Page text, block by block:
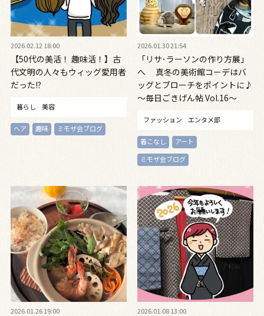
2026.02.12 18:00
【50代の美活！ 趣味活！】古
代文明の人々もウィッグ愛用者
だった!?
暮らし 美容
ヘア 趣味 ミモザ会ブログ
2026.01.30 21:54
「リサ･ラーソンの作り方展」
へ 真冬の美術館コーデはバ
ッグとブローチをポイントに♪
～毎日ごきげん帖 Vol.16～
ファッション エンタメ部
着こなし
アート
ミモザ会ブログ
2026.01.26 19:00 2026.01.08 13:00